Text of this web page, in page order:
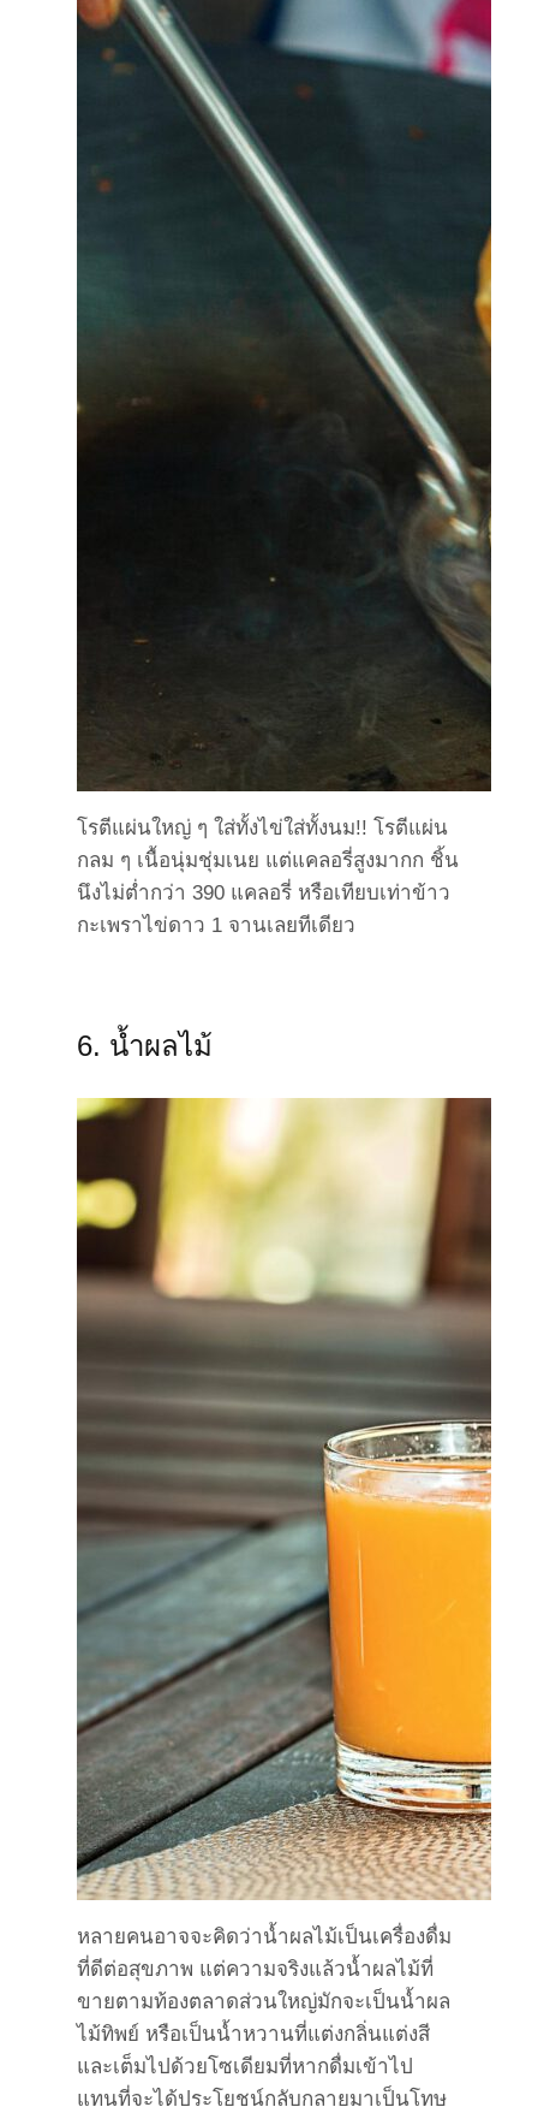
โรตีแผ่นใหญ่ ๆ ใส่ทั้งไข่ใส่ทั้งนม!! โรตีแผ่น
กลม ๆ เนื้อนุ่มชุ่มเนย แต่แคลอรี่สูงมากก ชิ้น
นึงไม่ต่ำกว่า 390 แคลอรี่ หรือเทียบเท่าข้าว
กะเพราไข่ดาว 1 จานเลยทีเดียว
6. น้ำผลไม้
หลายคนอาจจะคิดว่าน้ำผลไม้เป็นเครื่องดื่ม
ที่ดีต่อสุขภาพ แต่ความจริงแล้วน้ำผลไม้ที่
ขายตามท้องตลาดส่วนใหญ่มักจะเป็นน้ำผล
ไม้ทิพย์ หรือเป็นน้ำหวานที่แต่งกลิ่นแต่งสี
และเต็มไปด้วยโซเดียมที่หากดื่มเข้าไป
แทนที่จะได้ประโยชน์กลับกลายมาเป็นโทษ